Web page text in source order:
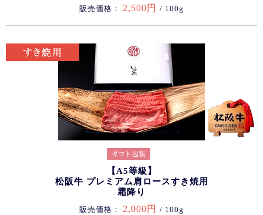
販売価格： 2,500円 / 100g
【A5等級】
松阪牛 プレミアム肩ロースすき焼用
霜降り
販売価格： 2,000円 / 100g